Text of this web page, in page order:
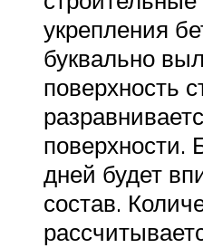
укрепления
буквально
поверхность
поверхности.
дней будет
состав.